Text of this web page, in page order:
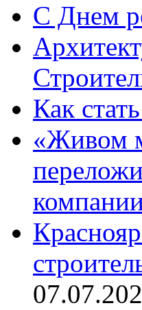
С Днем
Как
«Живом